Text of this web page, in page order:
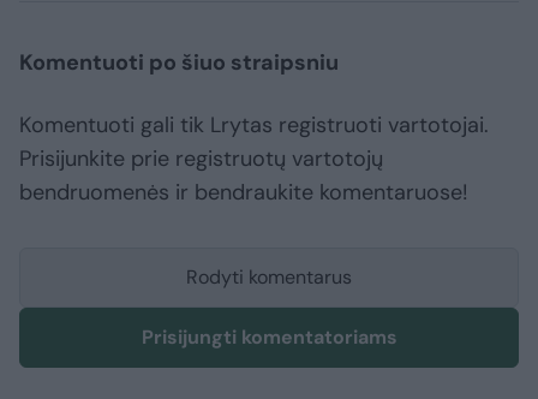
Komentuoti po šiuo straipsniu
Komentuoti gali tik Lrytas registruoti vartotojai.
Prisijunkite prie registruotų vartotojų
bendruomenės ir bendraukite komentaruose!
Rodyti komentarus
Prisijungti komentatoriams